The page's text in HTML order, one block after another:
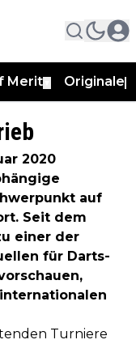
Merit Originale
2020
auf
Seit dem
einer der
für Darts-
Turniere